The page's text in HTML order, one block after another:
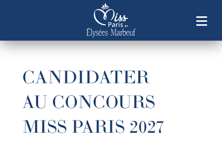
CANDIDATER
AU CONCOURS
MISS PARIS 2027